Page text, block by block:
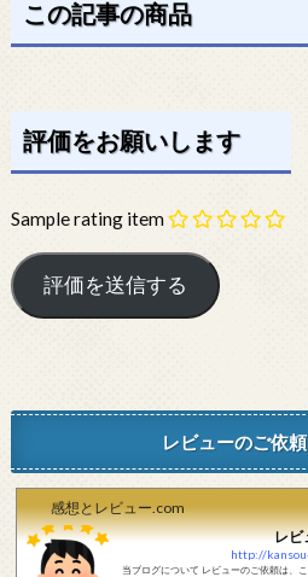
この記事の商品
評価をお願いします
Sample rating item
レビューのご依
感想とレビュー.com
レビ
http://
当ブログについて レビューのご依頼は、こちらのフォームからお願いいたします。 返信し